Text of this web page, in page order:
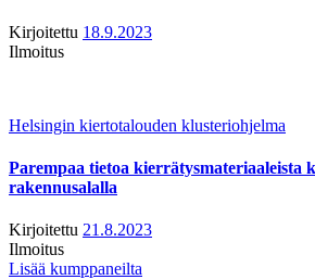
Kirjoitettu 18.9.2023
Ilmoitus
Helsingin kiertotalouden klusteriohjelma
Parempaa tietoa kierrätysmateriaaleista
rakennusalalla
Kirjoitettu 21.8.2023
Ilmoitus
Lisää kumppaneilta